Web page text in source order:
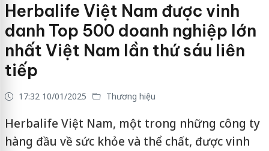
Herbalife Việt Nam được vinh
danh Top 500 doanh nghiệp lớn
nhất Việt Nam lần thứ sáu liên
tiếp
17:32 10/01/2025 Thương hiệu
Herbalife Việt Nam, một trong những công ty
hàng đầu về sức khỏe và thể chất, được vinh